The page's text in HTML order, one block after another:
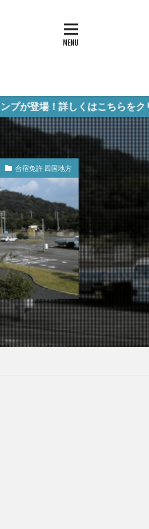
くはこちらをクリック！
合宿免許 四国地方